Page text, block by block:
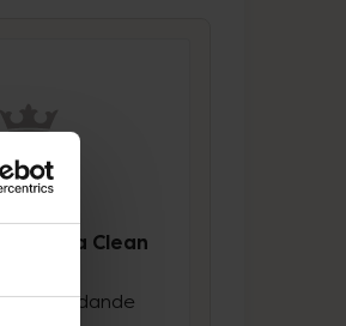
Ultra Clean
mot blödande